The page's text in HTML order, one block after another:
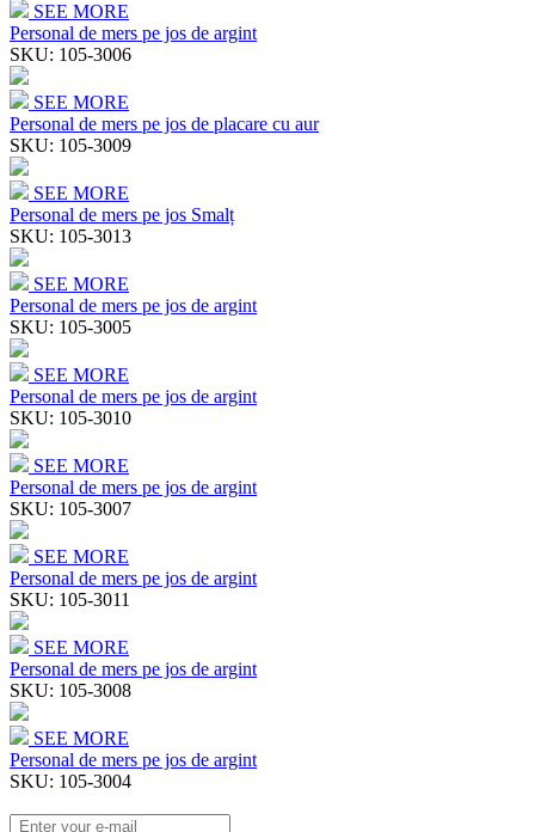
SEE MORE
Personal de mers pe jos de argint
SKU: 105-3006
SEE MORE
Personal de mers pe jos de placare cu aur
SKU: 105-3009
SEE MORE
Personal de mers pe jos Smalț
SKU: 105-3013
SEE MORE
Personal de mers pe jos de argint
SKU: 105-3005
SEE MORE
Personal de mers pe jos de argint
SKU: 105-3010
SEE MORE
Personal de mers pe jos de argint
SKU: 105-3007
SEE MORE
Personal de mers pe jos de argint
SKU: 105-3011
SEE MORE
Personal de mers pe jos de argint
SKU: 105-3008
SEE MORE
Personal de mers pe jos de argint
SKU: 105-3004